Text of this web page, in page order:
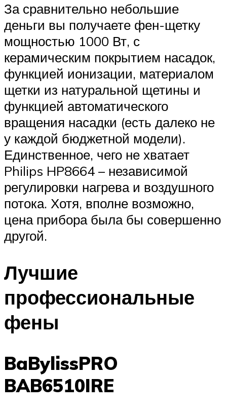
За сравнительно небольшие
деньги вы получаете фен-щетку
мощностью 1000 Вт, с
керамическим покрытием насадок,
функцией ионизации, материалом
щетки из натуральной щетины и
функцией автоматического
вращения насадки (есть далеко не
у каждой бюджетной модели).
Единственное, чего не хватает
Philips HP8664 – независимой
регулировки нагрева и воздушного
потока. Хотя, вполне возможно,
цена прибора была бы совершенно
другой.
Лучшие
профессиональные
фены
BaBylissPRO
BAB6510IRE